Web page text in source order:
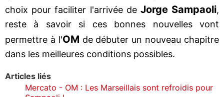
choix pour faciliter l'arrivée de Jorge Sampaoli,
reste à savoir si ces bonnes nouvelles vont
permettre à l'OM de débuter un nouveau chapitre
dans les meilleures conditions possibles.
Articles liés
Mercato - OM : Les Marseillais sont refroidis pour